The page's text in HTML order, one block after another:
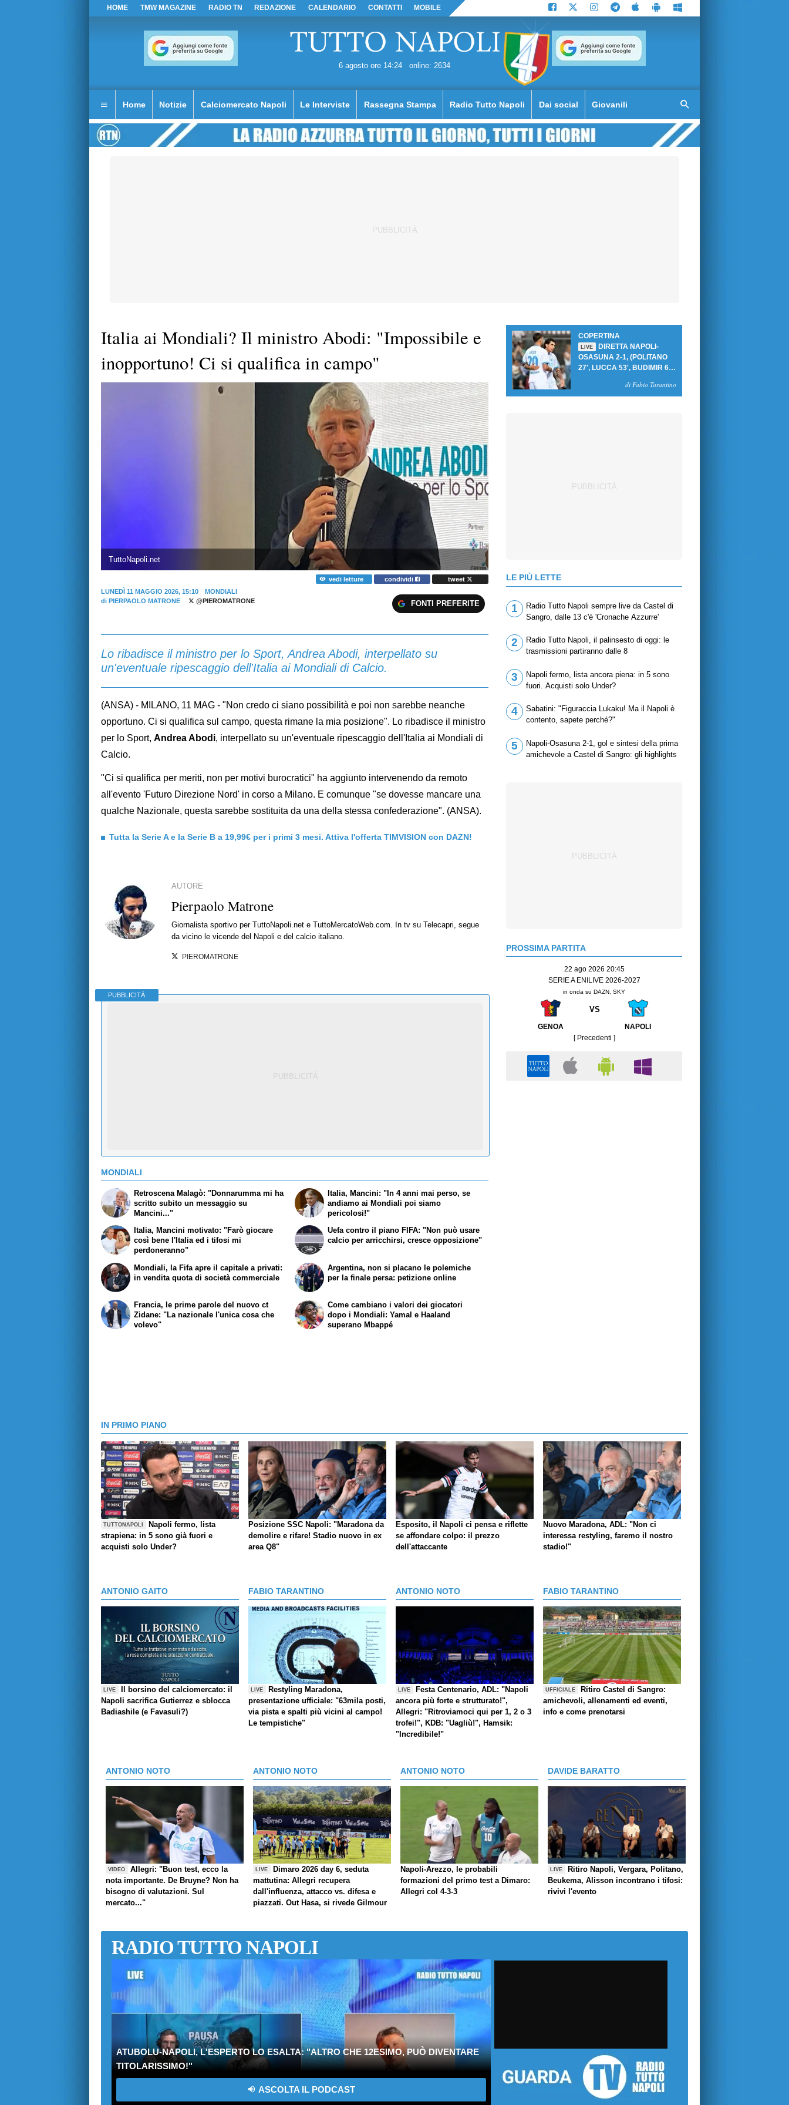
HOME TMW MAGAZINE RADIO TN REDAZIONE CALENDARIO CONTATTI MOBILE
6 agosto ore 14:24 online: 2634
Home Notizie Calciomercato Napoli Le Interviste Rassegna Stampa Radio Tutto Napoli Dai social Giovanili
Italia ai Mondiali? Il ministro Abodi: "Impossibile e
inopportuno! Ci si qualifica in campo"
TuttoNapoli.net
vedi letture condividi
tweet
LUNEDÌ 11 MAGGIO 2026, 15:10
MONDIALI
di PIERPAOLO MATRONE @PIEROMATRONE FONTI PREFERITE
Lo ribadisce il ministro per lo Sport, Andrea Abodi, interpellato su
un'eventuale ripescaggio dell'Italia ai Mondiali di Calcio.
(ANSA) - MILANO, 11 MAG - "Non credo ci siano possibilità e poi non sarebbe neanche
opportuno. Ci si qualifica sul campo, questa rimane la mia posizione". Lo ribadisce il ministro
per lo Sport, Andrea Abodi, interpellato su un'eventuale ripescaggio dell'Italia ai Mondiali di
Calcio.
"Ci si qualifica per meriti, non per motivi burocratici" ha aggiunto intervenendo da remoto
all'evento 'Futuro Direzione Nord' in corso a Milano. E comunque "se dovesse mancare una
qualche Nazionale, questa sarebbe sostituita da una della stessa confederazione". (ANSA).
Tutta la Serie A e la Serie B a 19,99€ per i primi 3 mesi. Attiva l'offerta TIMVISION con DAZN!
AUTORE
Pierpaolo Matrone
Giornalista sportivo per TuttoNapoli.net e TuttoMercatoWeb.com. In tv su Telecapri, segue
da vicino le vicende del Napoli e del calcio italiano.
PIEROMATRONE
PUBBLICITÀ
MONDIALI
Retroscena Malagò: "Donnarumma mi ha
scritto subito un messaggio su
Mancini..."
Italia, Mancini motivato: "Farò giocare
così bene l'Italia ed i tifosi mi
perdoneranno"
Italia, Mancini: "In 4 anni mai perso, se
andiamo ai Mondiali poi siamo
pericolosi!"
Uefa contro il piano FIFA: "Non può usare
calcio per arricchirsi, cresce opposizione"
Mondiali, la Fifa apre il capitale a privati:
in vendita quota di società commerciale
Francia, le prime parole del nuovo ct
Zidane: "La nazionale l'unica cosa che
volevo"
Argentina, non si placano le polemiche
per la finale persa: petizione online
Come cambiano i valori dei giocatori
dopo i Mondiali: Yamal e Haaland
superano Mbappé
COPERTINA
LIVE
DIRETTA NAPOLI-
OSASUNA 2-1, (POLITANO
27', LUCCA 53', BUDIMIR 69'
PER PRIMA VITTORIA AL
di Fabio Tarantino
LE PIÙ LETTE
1
Radio Tutto Napoli sempre live da Castel di
Sangro, dalle 13 c'è 'Cronache Azzurre'
2
Radio Tutto Napoli, il palinsesto di oggi: le
trasmissioni partiranno dalle 8
3
Napoli fermo, lista ancora piena: in 5 sono
fuori. Acquisti solo Under?
4
Sabatini: "Figuraccia Lukaku! Ma il Napoli è
contento, sapete perché?"
5
Napoli-Osasuna 2-1, gol e sintesi della prima
amichevole a Castel di Sangro: gli highlights
PROSSIMA PARTITA
22 ago 2026 20:45
SERIE A ENILIVE 2026-2027
in onda su DAZN, SKY
VS
GENOA
NAPOLI
[ Precedenti ]
IN PRIMO PIANO
TUTTONAPOLI
Napoli fermo, lista
strapiena: in 5 sono già fuori e
acquisti solo Under?
Posizione SSC Napoli: "Maradona da
demolire e rifare! Stadio nuovo in ex
area Q8"
Esposito, il Napoli ci pensa e riflette
se affondare colpo: il prezzo
dell'attaccante
Nuovo Maradona, ADL: "Non ci
interessa restyling, faremo il nostro
stadio!"
ANTONIO GAITO
LIVE
Il borsino del calciomercato: il
Napoli sacrifica Gutierrez e sblocca
Badiashile (e Favasuli?)
FABIO TARANTINO
LIVE
Restyling Maradona,
presentazione ufficiale: "63mila posti,
via pista e spalti più vicini al campo!
Le tempistiche"
ANTONIO NOTO
LIVE
Festa Centenario, ADL: "Napoli
ancora più forte e strutturato!",
Allegri: "Ritroviamoci qui per 1, 2 o 3
trofei!", KDB: "Uagliù!", Hamsik:
"Incredibile!"
FABIO TARANTINO
UFFICIALE
Ritiro Castel di Sangro:
amichevoli, allenamenti ed eventi,
info e come prenotarsi
ANTONIO NOTO
VIDEO
Allegri: "Buon test, ecco la
nota importante. De Bruyne? Non ha
bisogno di valutazioni. Sul
mercato..."
ANTONIO NOTO
LIVE
Dimaro 2026 day 6, seduta
mattutina: Allegri recupera
dall'influenza, attacco vs. difesa e
piazzati. Out Hasa, si rivede Gilmour
ANTONIO NOTO
Napoli-Arezzo, le probabili
formazioni del primo test a Dimaro:
Allegri col 4-3-3
DAVIDE BARATTO
LIVE
Ritiro Napoli, Vergara, Politano,
Beukema, Alisson incontrano i tifosi:
rivivi l'evento
RADIO TUTTO NAPOLI
ATUBOLU-NAPOLI, L'ESPERTO LO ESALTA: "ALTRO CHE 12ESIMO, PUÒ DIVENTARE
TITOLARISSIMO!"
ASCOLTA IL PODCAST